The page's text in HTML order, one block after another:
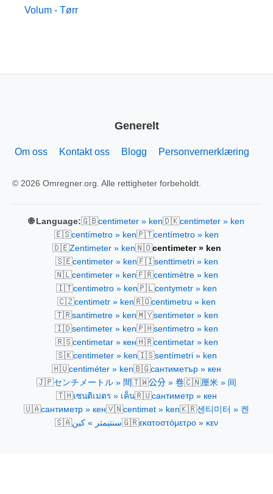
Volum - Tørr
Generelt
Om oss Kontakt oss Blogg Personvernerklæring
© 2026 Omregner.org. Alle rettigheter forbeholdt.
🌐 Language:🇬🇧centimeter » ken🇩🇰centimeter » ken
🇪🇸centímetro » ken🇵🇹centímetro » ken
🇩🇪Zentimeter » ken🇳🇴centimeter » ken
🇸🇪centimeter » ken🇫🇮senttimetri » ken
🇳🇱centimeter » ken🇫🇷centimètre » ken
🇮🇹centimetro » ken🇵🇱centymetr » ken
🇨🇿centimetr » ken🇷🇴centimetru » ken
🇹🇷santimetre » ken🇲🇾sentimeter » ken
🇮🇩sentimeter » ken🇵🇭sentimetro » ken
🇷🇸centimetar » кен🇭🇷centimetar » ken
🇸🇰centimeter » ken🇮🇸sentímetri » ken
🇭🇺centiméter » ken🇧🇬сантиметър » кен
🇯🇵センチメートル » 間🇹🇼公分 » 卷🇨🇳厘米 » 间
🇹🇭เซนติเมตร » เค็น🇷🇺сантиметр » кен
🇺🇦сантиметр » кен🇻🇳centimet » ken🇰🇷센티미터 » 켄
🇸🇦سنتيمتر » كين🇬🇷εκατοστόμετρο » κεν